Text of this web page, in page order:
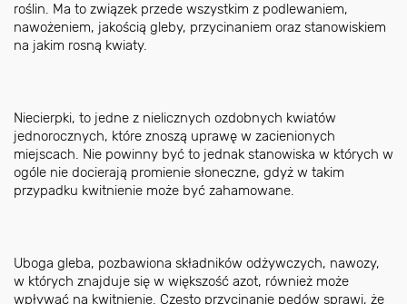
roślin. Ma to związek przede wszystkim z podlewaniem,
nawożeniem, jakością gleby, przycinaniem oraz stanowiskiem
na jakim rosną kwiaty.
Niecierpki, to jedne z nielicznych ozdobnych kwiatów
jednorocznych, które znoszą uprawę w zacienionych
miejscach. Nie powinny być to jednak stanowiska w których w
ogóle nie docierają promienie słoneczne, gdyż w takim
przypadku kwitnienie może być zahamowane.
Uboga gleba, pozbawiona składników odżywczych, nawozy,
w których znajduje się w większość azot, również może
wpływać na kwitnienie. Często przycinanie pędów sprawi, że